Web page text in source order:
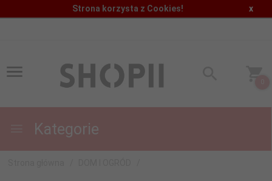
Strona korzysta z Cookies! x
Kategorie